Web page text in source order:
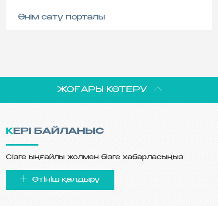
Өнім сату порталы
ЖОҒАРЫ КӨТЕРУ
КЕРІ БАЙЛАНЫС
Сізге ыңғайлы жолмен бізге хабарласыңыз
Өтініш қалдыру